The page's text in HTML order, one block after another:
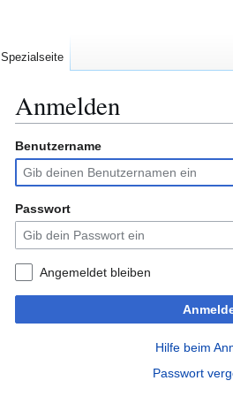
Anmelden
Zur
Navigation
springen
Zur
Suche
springen
Benutzername
Passwort
Angemeldet bleiben
Hilfe beim
Passwort
Spezialseite